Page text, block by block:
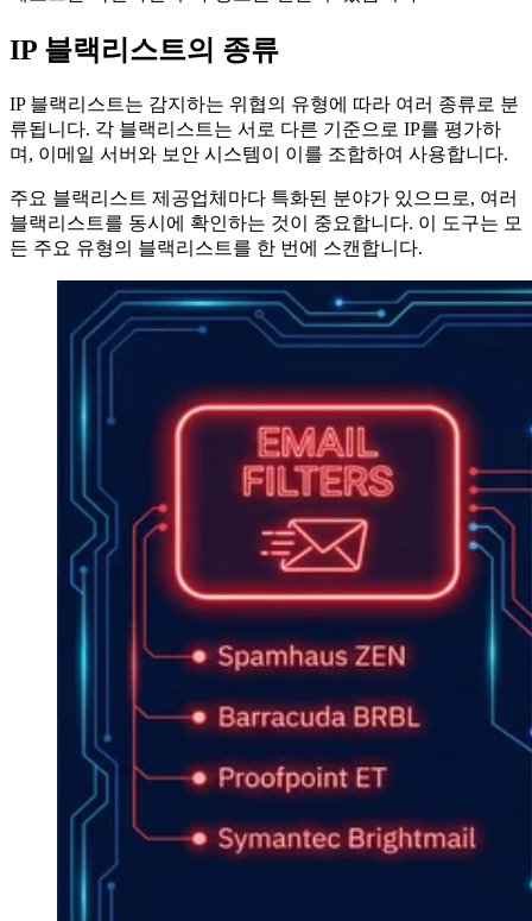
IP 블랙리스트의 종류
IP 블랙리스트는 감지하는 위협의 유형에 따라 여러 종류로 분
류됩니다. 각 블랙리스트는 서로 다른 기준으로 IP를 평가하
며, 이메일 서버와 보안 시스템이 이를 조합하여 사용합니다.
주요 블랙리스트 제공업체마다 특화된 분야가 있으므로, 여러
블랙리스트를 동시에 확인하는 것이 중요합니다. 이 도구는 모
든 주요 유형의 블랙리스트를 한 번에 스캔합니다.